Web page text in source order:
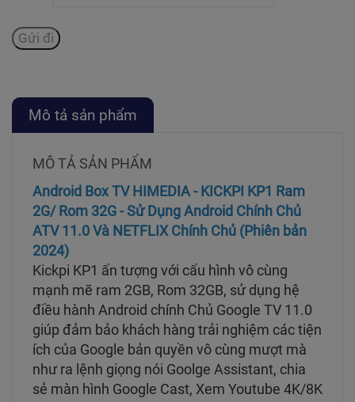
Mô tả sản phẩm
MÔ TẢ SẢN PHẨM
Android Box TV HIMEDIA - KICKPI KP1 Ram
2G/ Rom 32G - Sử Dụng Android Chính Chủ
ATV 11.0 Và NETFLIX Chính Chủ (Phiên bản
2024)
Kickpi KP1 ấn tượng với cấu hình vô cùng
mạnh mẽ ram 2GB, Rom 32GB, sử dụng hệ
điều hành Android chính Chủ Google TV 11.0
giúp đảm bảo khách hàng trải nghiệm các tiện
ích của Google bản quyền vô cùng mượt mà
như ra lệnh giọng nói Goolge Assistant, chia
sẻ màn hình Google Cast, Xem Youtube 4K/8K